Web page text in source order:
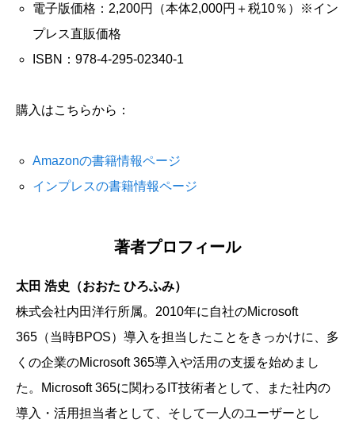
電子版価格：2,200円（本体2,000円＋税10％）※イン
プレス直販価格
ISBN：978-4-295-02340-1
購入はこちらから：
Amazonの書籍情報ページ
インプレスの書籍情報ページ
著者プロフィール
太田 浩史（おおた ひろふみ）
株式会社内田洋行所属。2010年に自社のMicrosoft
365（当時BPOS）導入を担当したことをきっかけに、多
くの企業のMicrosoft 365導入や活用の支援を始めまし
た。Microsoft 365に関わるIT技術者として、また社内の
導入・活用担当者として、そして一人のユーザーとし